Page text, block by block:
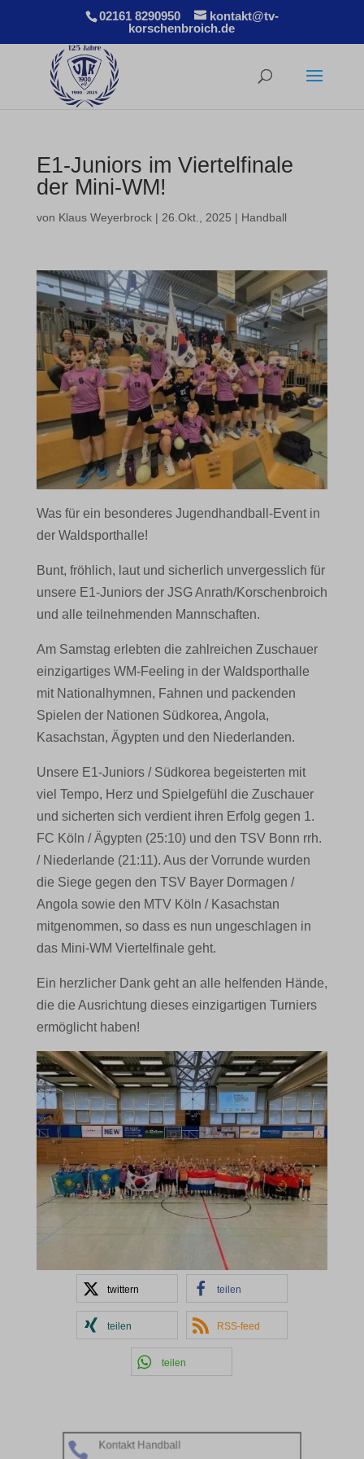
02161 8290950
kontakt@tv-
korschenbroich.de
E1-Juniors im Viertelfinale
der Mini-WM!
von Klaus Weyerbrock| 26.Okt., 2025 | Handball
Was für ein besonderes Jugendhandball-Event in
der Waldsporthalle!
Bunt, fröhlich, laut und sicherlich unvergesslich für
unsere E1-Juniors der JSG Anrath/Korschenbroich
und alle teilnehmenden Mannschaften.
Am Samstag erlebten die zahlreichen Zuschauer
einzigartiges WM-Feeling in der Waldsporthalle
mit Nationalhymnen, Fahnen und packenden
Spielen der Nationen Südkorea, Angola,
Kasachstan, Ägypten und den Niederlanden.
Unsere E1-Juniors / Südkorea begeisterten mit
viel Tempo, Herz und Spielgefühl die Zuschauer
und sicherten sich verdient ihren Erfolg gegen 1.
FC Köln / Ägypten (25:10) und den TSV Bonn rrh.
/ Niederlande (21:11). Aus der Vorrunde wurden
die Siege gegen den TSV Bayer Dormagen /
Angola sowie den MTV Köln / Kasachstan
mitgenommen, so dass es nun ungeschlagen in
das Mini-WM Viertelfinale geht.
Ein herzlicher Dank geht an alle helfenden Hände,
die die Ausrichtung dieses einzigartigen Turniers
ermöglicht haben!
twittern teilen
teilen RSS-feed
teilen
Kontakt Handball